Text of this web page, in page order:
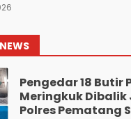
Agustus 5, 2026
Pengedar 18 Butir
Meringkuk Dibalik
Polres Pematang